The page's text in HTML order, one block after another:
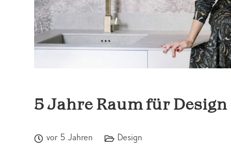
5 Jahre Raum für Design
vor 5 Jahren Design